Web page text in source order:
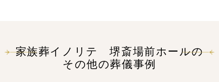
家族葬イノリテ 堺斎場前ホールの
その他の葬儀事例